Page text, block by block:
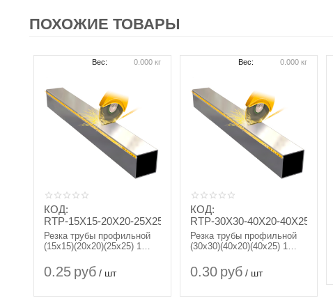
ПОХОЖИЕ ТОВАРЫ
КОД:
RTP-15X15-20X20-25X25
Резка трубы профильной
(15х15)(20х20)(25х25) 1
0.25 руб / шт
Вес: 0.000 кг
КОД:
RTP-30X30-40X20-40X25
Резка трубы профильной
(30х30)(40х20)(40х25) 1
0.30 руб / шт
Вес: 0.000 кг